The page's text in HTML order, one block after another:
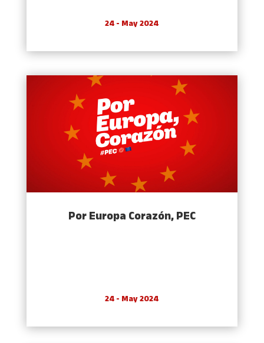
24 - May 2024
Por Europa Corazón, PEC
24 - May 2024